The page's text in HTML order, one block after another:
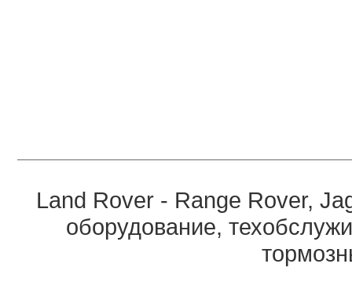
Land Rover - Range Rover,
оборудование,